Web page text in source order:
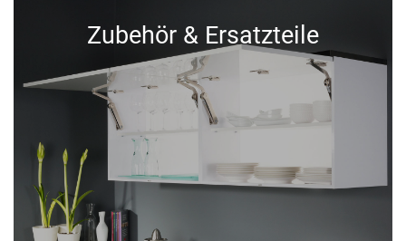
Zubehör & Ersatzteile